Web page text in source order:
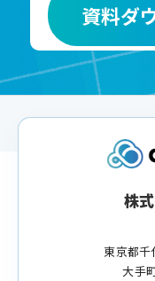
資料ダ
株
東京都千
大手